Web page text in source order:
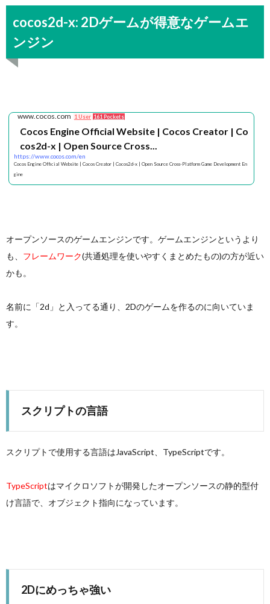
cocos2d-x: 2Dゲームが得意なゲームエ
ンジン
www.cocos.com 1 User 161 Pockets
Cocos Engine Official Website | Cocos Creator | Co
cos2d-x | Open Source Cross...
https://www.cocos.com/en
Cocos Engine Official Website | Cocos Creator | Cocos2d-x | Open Source Cross-Platform Game Development En
gine
オープンソースのゲームエンジンです。ゲームエンジンというより
も、 フレームワーク(共通処理を使いやすくまとめたもの)の方が近い
かも。
名前に「2d」と入ってる通り、2Dのゲームを作るのに向いていま
す。
スクリプトの言語
スクリプトで使用する言語はJavaScript、TypeScriptです。
TypeScriptはマイクロソフトが開発したオープンソースの静的型付
け言語で、オブジェクト指向になっています。
2Dにめっちゃ強い